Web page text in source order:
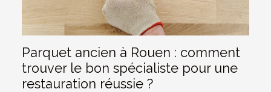
Parquet ancien à Rouen : comment
trouver le bon spécialiste pour une
restauration réussie ?